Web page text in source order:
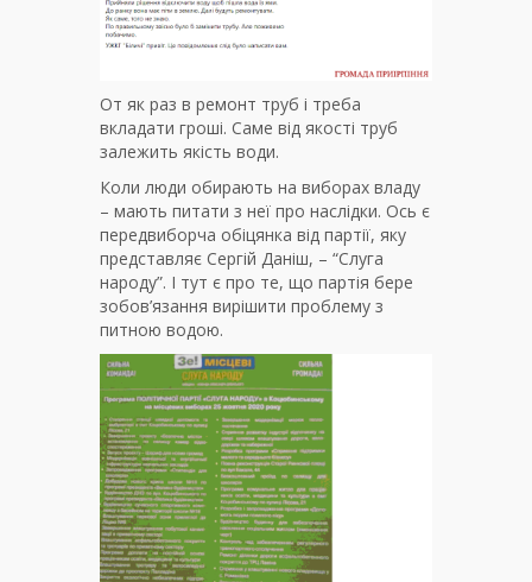
От як раз в ремонт труб і треба
вкладати гроші. Саме від якості труб
залежить якість води.
Коли люди обирають на виборах владу
– мають питати з неї про наслідки. Ось є
передвиборча обіцянка від партії, яку
представляє Сергій Даніш, – “Слуга
народу”. І тут є про те, що партія бере
зобов’язання вирішити проблему з
питною водою.